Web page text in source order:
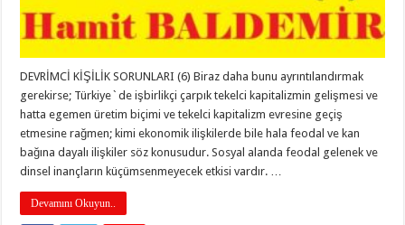
DEVRİMCİ KİŞİLİK SORUNLARI (6) Biraz daha bunu ayrıntılandırmak
gerekirse; Türkiye`de işbirlikçi çarpık tekelci kapitalizmin gelişmesi ve
hatta egemen üretim biçimi ve tekelci kapitalizm evresine geçiş
etmesine rağmen; kimi ekonomik ilişkilerde bile hala feodal ve kan
bağına dayalı ilişkiler söz konusudur. Sosyal alanda feodal gelenek ve
dinsel inançların küçümsenmeyecek etkisi vardır. …
Devamını Okuyun..